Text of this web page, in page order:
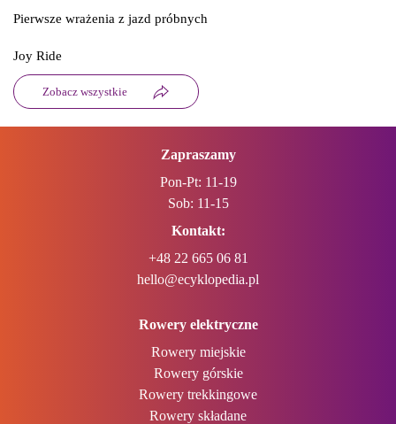
Pierwsze wrażenia z jazd próbnych
Joy Ride
Zobacz wszystkie
Zapraszamy
Pon-Pt: 11-19
Sob: 11-15
Kontakt:
+48 22 665 06 81
hello@ecyklopedia.pl
Rowery elektryczne
Rowery miejskie
Rowery górskie
Rowery trekkingowe
Rowery składane